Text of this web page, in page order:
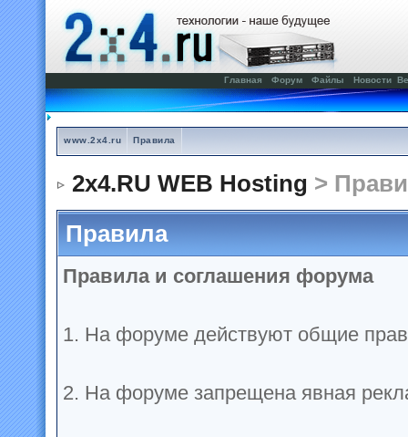
Главная Форум Файлы Новости
www.2x4.ru Правила
2x4.RU WEB Hosting >
Правила
Правила и соглашения форума
1. На форуме действуют общие
2. На форуме запрещена явная